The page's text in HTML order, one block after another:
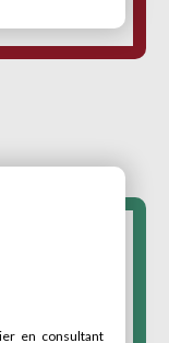
en consultant